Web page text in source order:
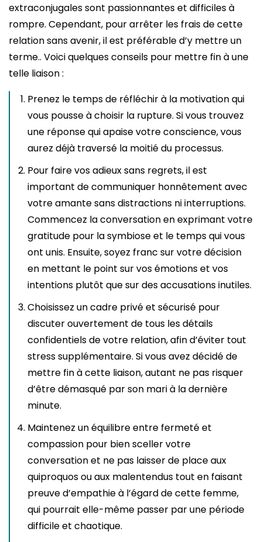
extraconjugales sont passionnantes et difficiles à
rompre. Cependant, pour arrêter les frais de cette
relation sans avenir, il est préférable d’y mettre un
terme.. Voici quelques conseils pour mettre fin à une
telle liaison :
Prenez le temps de réfléchir à la motivation qui
vous pousse à choisir la rupture. Si vous trouvez
une réponse qui apaise votre conscience, vous
aurez déjà traversé la moitié du processus.
Pour faire vos adieux sans regrets, il est
important de communiquer honnêtement avec
votre amante sans distractions ni interruptions.
Commencez la conversation en exprimant votre
gratitude pour la symbiose et le temps qui vous
ont unis. Ensuite, soyez franc sur votre décision
en mettant le point sur vos émotions et vos
intentions plutôt que sur des accusations inutiles.
Choisissez un cadre privé et sécurisé pour
discuter ouvertement de tous les détails
confidentiels de votre relation, afin d’éviter tout
stress supplémentaire. Si vous avez décidé de
mettre fin à cette liaison, autant ne pas risquer
d’être démasqué par son mari à la dernière
minute.
Maintenez un équilibre entre fermeté et
compassion pour bien sceller votre
conversation et ne pas laisser de place aux
quiproquos ou aux malentendus tout en faisant
preuve d’empathie à l’égard de cette femme,
qui pourrait elle-même passer par une période
difficile et chaotique.